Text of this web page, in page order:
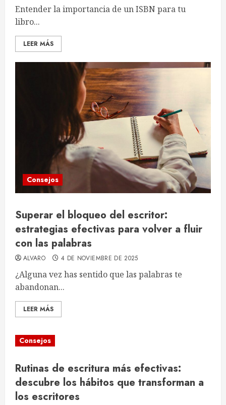
Entender la importancia de un ISBN para tu
libro...
LEER MÁS
Consejos
Superar el bloqueo del escritor:
estrategias efectivas para volver a fluir
con las palabras
ALVARO 4 DE NOVIEMBRE DE 2025
¿Alguna vez has sentido que las palabras te
abandonan...
LEER MÁS
Consejos
Rutinas de escritura más efectivas:
descubre los hábitos que transforman a
los escritores